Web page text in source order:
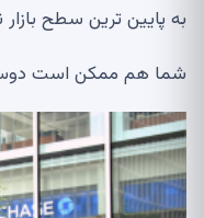
به پایین ترین سطح
شما هم ممکن است